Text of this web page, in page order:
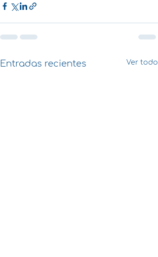
Entradas recientes Ver todo